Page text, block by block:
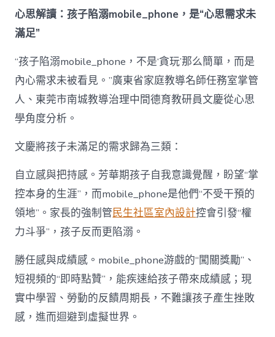
心思解讀：孩子陷溺mobile_phone，是“心思需求未
滿足”
“孩子陷溺mobile_phone，不是‘貪玩’那么簡單，而是
內心需求未被看見。”廣東省家庭教導名師任務室掌管
人、東莞市南城教導治理中間德育教研員文慶從心思
學角度分析。
文慶將孩子未滿足的需求歸為三類：
自立感與把持感。芳華期孩子自我意識覺醒，盼望“掌
控本身的生涯”，而mobile_phone是他們“不受干預的
領地”。家長的強制管民生社區室內設計控會引發“權
力斗爭”，孩子反而更陷溺。
勝任感與成績感。mobile_phone游戲的“闖關獎勵”、
短視頻的“即時點贊”，能疾速給孩子帶來成績感；現
實中學習、勞動的反饋周期長，不難讓孩子產生挫敗
感，進而迴避到虛擬世界。